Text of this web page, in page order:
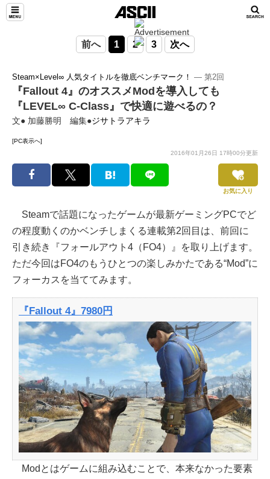
前へ 1 2 3 次へ
Steam×Level∞ 人気タイトルを徹底ベンチマーク！ ― 第2回
『Fallout 4』のオススメModを導入しても
『LEVEL∞ C-Class』で快適に遊べるの？
文● 加藤勝明 編集●ジサトラアキラ
[PC表示へ]
2016年01月26日 17時00分更新
お気に入り
Steamで話題になったゲームが最新ゲーミングPCでど
の程度動くのかベンチしまくる連載第2回目は、前回に
引き続き『フォールアウト4（FO4）』を取り上げます。
ただ今回はFO4のもうひとつの楽しみかたである“Mod”に
フォーカスを当ててみます。
『Fallout 4』7980円
Modとはゲームに組み込むことで、本来なかった要素